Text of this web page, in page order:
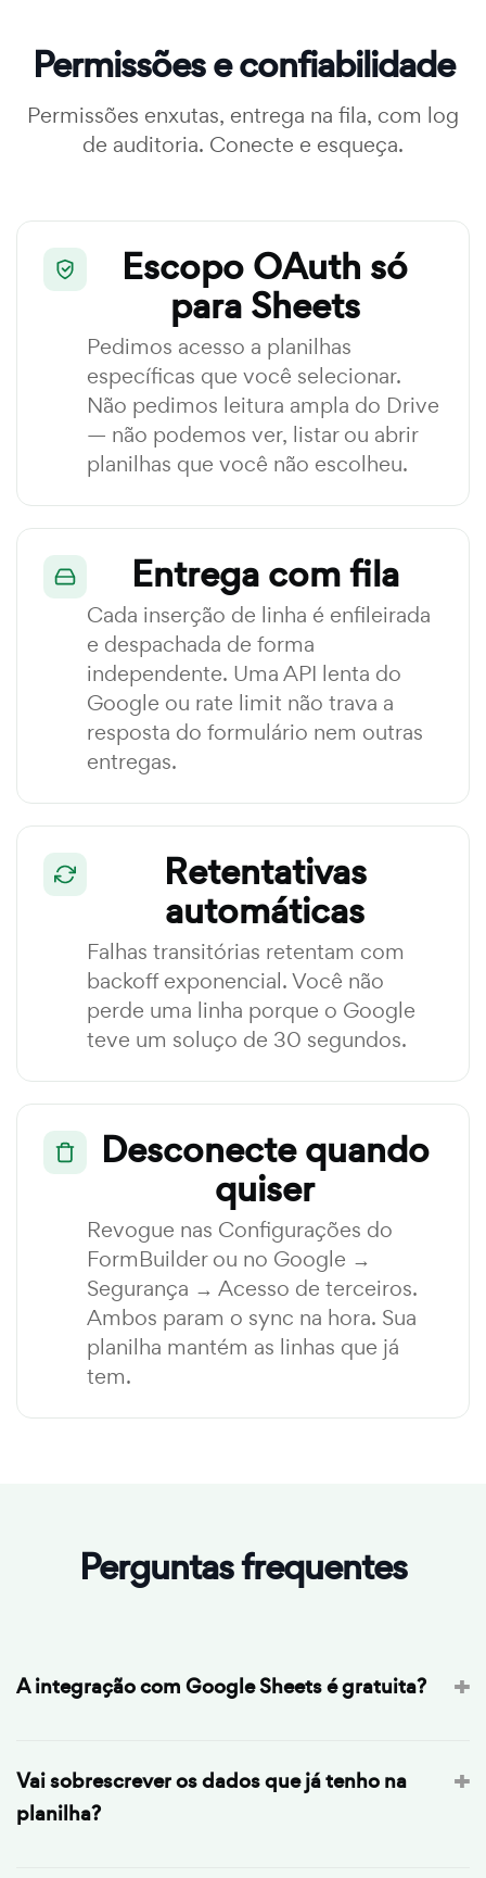
Permissões e confiabilidade
Permissões enxutas, entrega na fila, com log
de auditoria. Conecte e esqueça.
Escopo OAuth só
para Sheets
Pedimos acesso a planilhas
específicas que você selecionar.
Não pedimos leitura ampla do Drive
— não podemos ver, listar ou abrir
planilhas que você não escolheu.
Entrega com fila
Cada inserção de linha é enfileirada
e despachada de forma
independente. Uma API lenta do
Google ou rate limit não trava a
resposta do formulário nem outras
entregas.
Retentativas
automáticas
Falhas transitórias retentam com
backoff exponencial. Você não
perde uma linha porque o Google
teve um soluço de 30 segundos.
Desconecte quando
quiser
Revogue nas Configurações do
FormBuilder ou no Google →
Segurança → Acesso de terceiros.
Ambos param o sync na hora. Sua
planilha mantém as linhas que já
tem.
Perguntas frequentes
A integração com Google Sheets é gratuita?
por linha.
Vai sobrescrever os dados que já tenho na
planilha?